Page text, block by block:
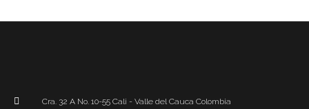
Cra. 32 A No. 10-55 Cali - Valle del Cauca Colombia